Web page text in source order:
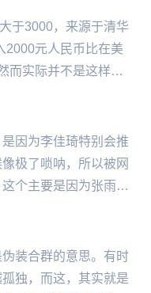
于3000，来源于清华
2000元人民币比在美
而实际并不是这样‌‌‌‌‌‌‌‌‌‌，
因为李佳琦特别会推
极了唢呐，所以被网
个主要是因为张雨绮
装合群的意思。有时
独，而这，其实就是